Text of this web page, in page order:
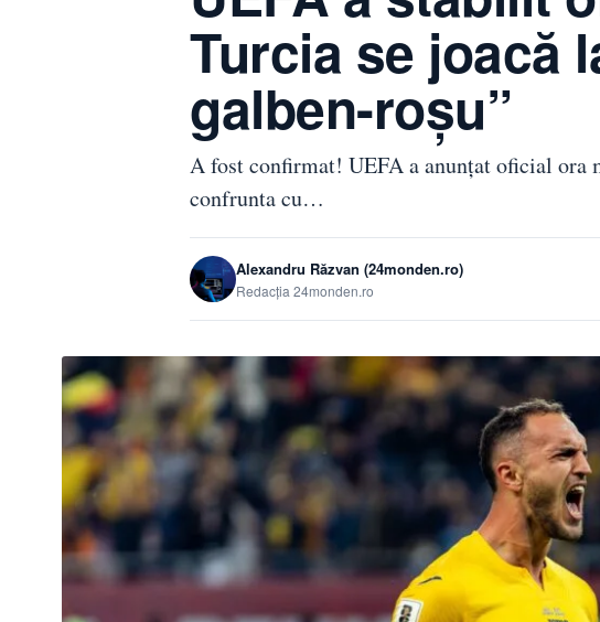
Turcia se joacă
galben-roșu”
A fost confirmat! UEFA a anunțat oficial ora
confrunta cu…
Alexandru Răzvan (24monden.ro)
Redacția 24monden.ro